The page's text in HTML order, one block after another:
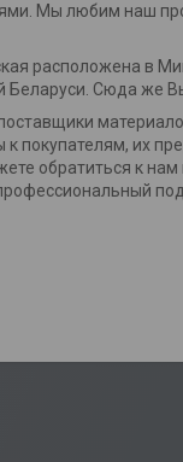
Мы любим наш
расположена в
Беларуси. Сюда же
к покупателям, их
обратиться к